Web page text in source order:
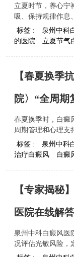
立夏时节，养心宁
吸、保持规律作息
标签 :
泉州中科
的医院
立夏节气
【春夏换季
院〉“全周期
春夏换季时，白癜
周期管理和心理支
标签 :
泉州中科
治疗白癜风
白癜
【专家揭秘
医院在线解答
泉州中科白癜风医
况评估光敏风险，